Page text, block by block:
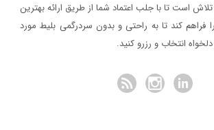
است تا با جلب اعتماد شما از طریق ارائه بهترین
کند تا به راحتی و بدون سردرگمی بلیط مورد
انتخاب و رزرو کنید.